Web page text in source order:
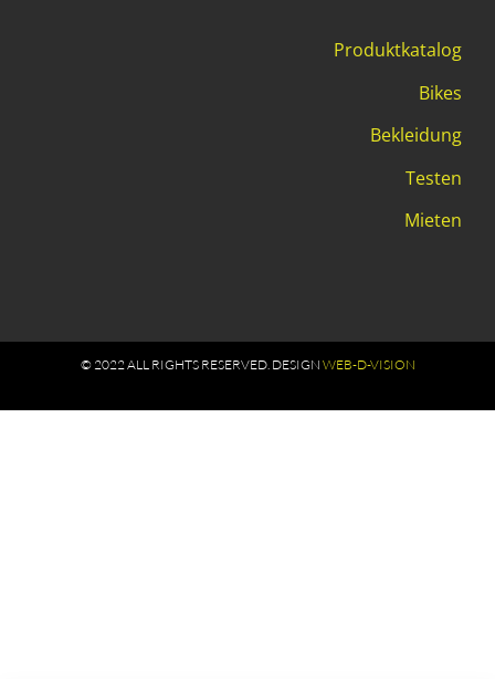
Produktkatalog
Bikes
Bekleidung
Testen
Mieten
© 2022 ALL RIGHTS RESERVED​. DESIGN WEB-D-VISION